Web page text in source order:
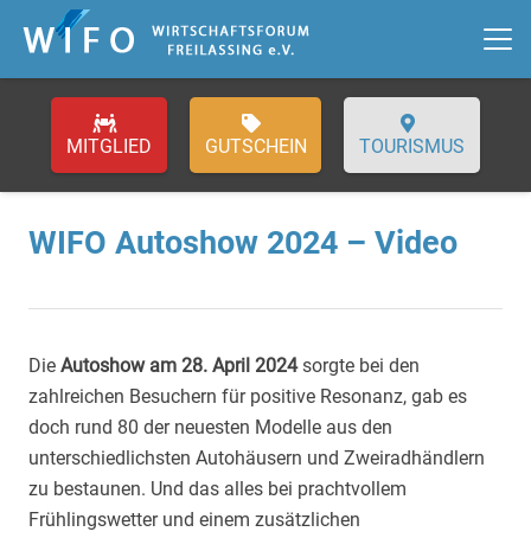
GUTSCHEIN TOURISMUS
WIFO Autoshow 2024 – Video
Die Autoshow am 28. April 2024sorgte bei den
zahlreichen Besuchern für positive Resonanz, gab es
doch rund 80 der neuesten Modelle aus den
unterschiedlichsten Autohäusern und Zweiradhändlern
zu bestaunen. Und das alles bei prachtvollem
Frühlingswetter und einem zusätzlichen